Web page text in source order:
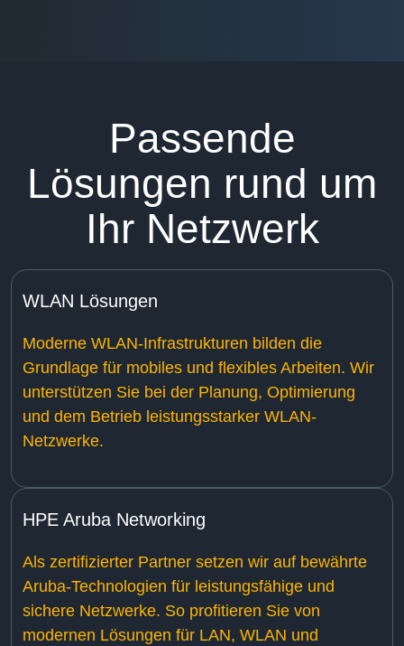
Passende
Lösungen rund um
Ihr Netzwerk
WLAN Lösungen
Moderne WLAN-Infrastrukturen bilden die
Grundlage für mobiles und flexibles Arbeiten. Wir
unterstützen Sie bei der Planung, Optimierung
und dem Betrieb leistungsstarker WLAN-
Netzwerke.
HPE Aruba Networking
Als zertifizierter Partner setzen wir auf bewährte
Aruba-Technologien für leistungsfähige und
sichere Netzwerke. So profitieren Sie von
modernen Lösungen für LAN, WLAN und